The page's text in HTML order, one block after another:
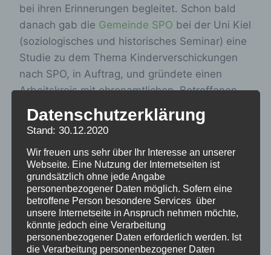
bei ihren Erinnerungen begleitet. Schon bald
danach gab die Gemeinde SPO bei der Uni Kiel
(soziologisches und historisches Seminar) eine
Studie zu dem Thema Kinderverschickungen
nach SPO, in Auftrag, und gründete einen
Arbeitskreis mit ehrenamtlichen. Betroffenen-
Interviews und Bürgerrecherche wurden
einbezogen.
(SPO-Heimort-Webseite) und dem
Bürgermeister Herrn Ritter, sowie der
Universität Kiel einen, nach Claudia Johansson,
„vertrauensvoll wachsenden Austausch“. Hier
noch einBeitragdazu im NDR
Datenschutzerklärung
Stand: 30.12.2020
Wir freuen uns sehr über Ihr Interesse an unserer
Webseite. Eine Nutzung der Internetseiten ist
grundsätzlich ohne jede Angabe
personenbezogener Daten möglich. Sofern eine
betroffene Person besondere Services über
unsere Internetseite in Anspruch nehmen möchte,
könnte jedoch eine Verarbeitung
personenbezogener Daten erforderlich werden. Ist
die Verarbeitung personenbezogener Daten